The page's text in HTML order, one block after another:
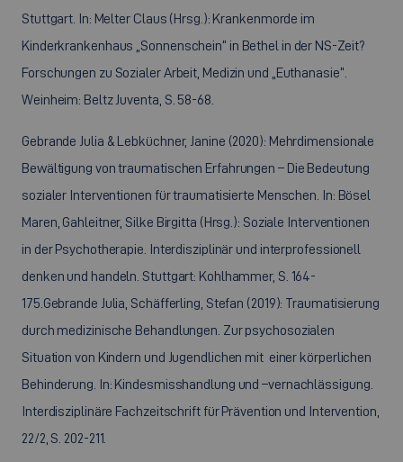
Stuttgart. In: Melter Claus (Hrsg.): Krankenmorde im
Kinderkrankenhaus „Sonnenschein“ in Bethel in der NS-Zeit?
Forschungen zu Sozialer Arbeit, Medizin und „Euthanasie“.
Weinheim: Beltz Juventa, S. 58-68.
Gebrande Julia & Lebküchner, Janine (2020): Mehrdimensionale
Bewältigung von traumatischen Erfahrungen – Die Bedeutung
sozialer Interventionen für traumatisierte Menschen. In: Bösel
Maren, Gahleitner, Silke Birgitta (Hrsg.): Soziale Interventionen
in der Psychotherapie. Interdisziplinär und interprofessionell
denken und handeln. Stuttgart: Kohlhammer, S. 164-
175.Gebrande Julia, Schäfferling, Stefan (2019): Traumatisierung
durch medizinische Behandlungen. Zur psychosozialen
Situation von Kindern und Jugendlichen mit einer körperlichen
Behinderung. In: Kindesmisshandlung und –vernachlässigung.
Interdisziplinäre Fachzeitschrift für Prävention und Intervention,
22/2, S. 202-211.